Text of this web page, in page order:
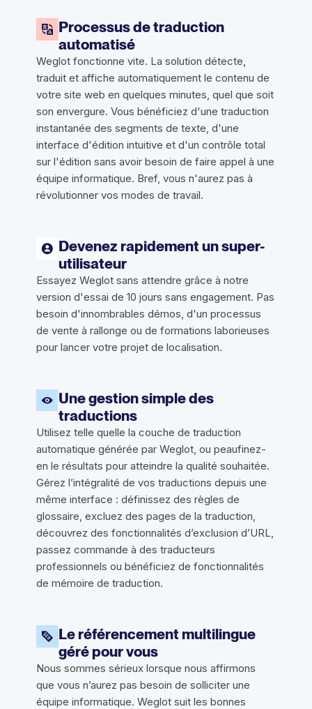
Processus de traduction
automatisé
Weglot fonctionne vite. La solution détecte,
traduit et affiche automatiquement le contenu de
votre site web en quelques minutes, quel que soit
son envergure. Vous bénéficiez d'une traduction
instantanée des segments de texte, d'une
interface d'édition intuitive et d'un contrôle total
sur l'édition sans avoir besoin de faire appel à une
équipe informatique. Bref, vous n'aurez pas à
révolutionner vos modes de travail.
Devenez rapidement un super-
utilisateur
Essayez Weglot sans attendre grâce à notre
version d'essai de 10 jours sans engagement. Pas
besoin d'innombrables démos, d'un processus
de vente à rallonge ou de formations laborieuses
pour lancer votre projet de localisation.
Une gestion simple des
traductions
Utilisez telle quelle la couche de traduction
automatique générée par Weglot, ou peaufinez-
en le résultats pour atteindre la qualité souhaitée.
Gérez l’intégralité de vos traductions depuis une
même interface : définissez des règles de
glossaire, excluez des pages de la traduction,
découvrez des fonctionnalités d’exclusion d’URL,
passez commande à des traducteurs
professionnels ou bénéficiez de fonctionnalités
de mémoire de traduction.
Le référencement multilingue
géré pour vous
Nous sommes sérieux lorsque nous affirmons
que vous n’aurez pas besoin de solliciter une
équipe informatique. Weglot suit les bonnes